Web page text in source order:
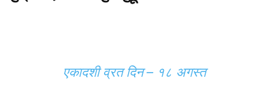
एकादशी व्रत दिन – १८ अगस्त